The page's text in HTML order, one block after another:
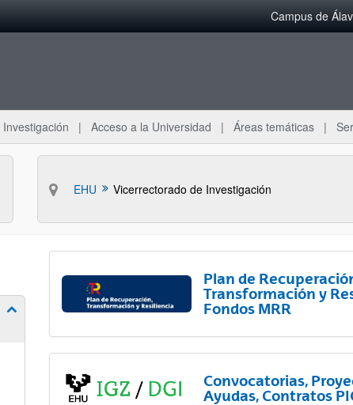
Campus de
Investigación Acceso a la Universidad Áreas temáticas
EHU Vicerrectorado de Investigación
Mostrar/ocultar subpáginas
Plan de
Transformación y
Fondos MRR
Convocatorias,
Ayudas, Contratos